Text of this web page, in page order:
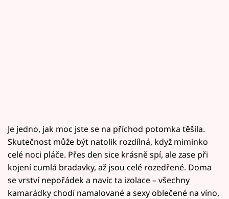
Je jedno, jak moc jste se na příchod potomka těšila.
Skutečnost může být natolik rozdílná, když miminko
celé noci pláče. Přes den sice krásně spí, ale zase při
kojení cumlá bradavky, až jsou celé rozedřené. Doma
se vrství nepořádek a navíc ta izolace – všechny
kamarádky chodí namalované a sexy oblečené na víno,